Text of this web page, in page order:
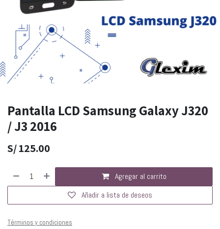
Pantalla LCD Samsung Galaxy J320
/ J3 2016
S/125.00
Agregar al carrito
Añadir a lista de deseos
Términos y condiciones